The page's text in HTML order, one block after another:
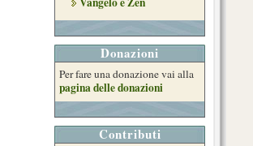
Donazioni
Per fare una donazione vai alla
pagina delle donazioni
Contributi